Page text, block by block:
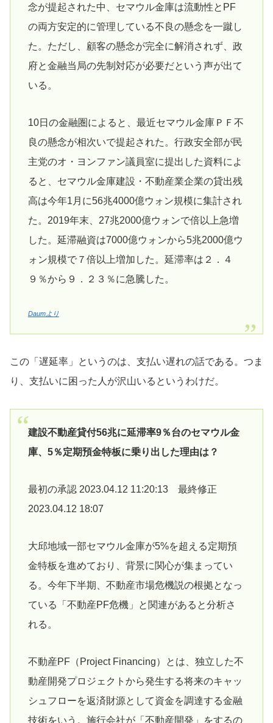
念が提起された中、セマウル金庫は流動性とPF
の両方安定的に管理している不良の懸念を一蹴し
た。ただし、顧客の懸念が完全に解消されず、政
府と金融当局の先制対応が必要だという声が出て
いる。
10日の金融圏によると、最近セマウル金庫ＰＦ不
良の懸念が相次いで提起された。行政安全部が民
主党のオ・ヨンファン議員室に提出した資料によ
ると、セマウル金庫建設・不動産業企業の貸出残
高は今年1月に56兆4000億ウォン規模に集計され
た。2019年末、27兆2000億ウォンで倍以上急増
した。延滞融資は7000億ウォンから5兆2000億ウ
ォン規模で７倍以上増加した。延滞率は２．４
９％から９．２３％に急騰した。
Daumより
この「遅延率」というのは、支払い遅れの話である。つま
り、支払いに困った人が沢山いるというわけだ。
建設不動産貸付56兆に延滞率9％台のセマウル金
庫、5％定期預金特板に乗り出した理由は？
最初の承認 2023.04.12 11:20:13 最終修正
2023.04.12 18:07
大邱地域一部セマウル金庫が5%を超える定期預
金特板を進めており、背景に関心が集まってい
る。今年下半期、不動産市場危機説の根拠となっ
ている「不動産PF危機」と関連があると分析さ
れる。
不動産PF（Project Financing）とは、独立した不
動産開発プロジェクトから発生する将来のキャッ
シュフローを返済財源として資金を調達する金融
技術をいう。施行会社が「不動産開発」をするの